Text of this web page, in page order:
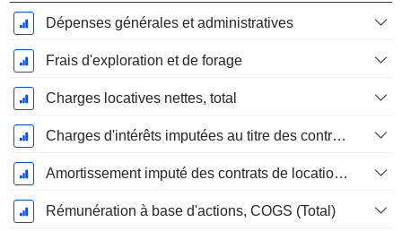
Dépenses générales et administratives
Frais d'exploration et de forage
Charges locatives nettes, total
Charges d'intérêts imputées au titre des contrats de location
Amortissement imputé des contrats de location simple
Rémunération à base d'actions, COGS (Total)